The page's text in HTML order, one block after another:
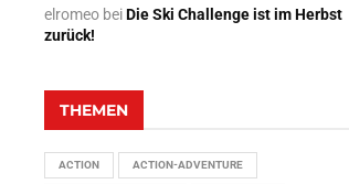
elromeo beiDie Ski Challenge ist im Herbst
zurück!
THEMEN
ACTION ACTION-ADVENTURE